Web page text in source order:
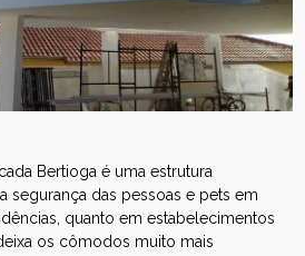
Bertioga é uma estrutura
segurança das pessoas e pets em
quanto em estabelecimentos
os cômodos muito mais